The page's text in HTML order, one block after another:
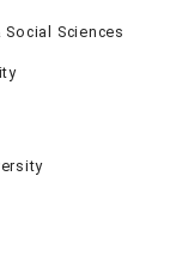
Sciences